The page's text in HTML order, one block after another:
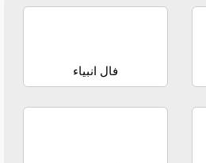
فال انبیاء